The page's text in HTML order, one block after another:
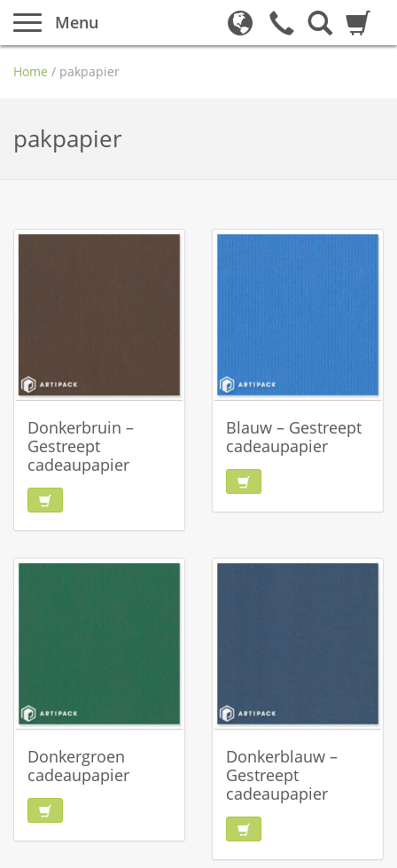
Menu
Home / pakpapier
pakpapier
Donkerbruin –
Gestreept
cadeaupapier
Blauw – Gestreept
cadeaupapier
Donkergroen
cadeaupapier
Donkerblauw –
Gestreept
cadeaupapier